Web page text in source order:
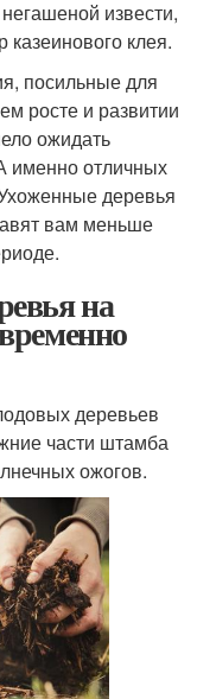
извести,
казеинового клея.
посильные для
росте и развитии
ожидать
именно отличных
деревья
вам меньше
на
деревьев
части штамба
ожогов.